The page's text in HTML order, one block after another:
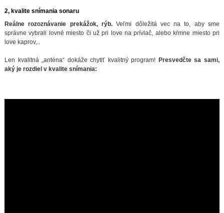
2, kvalite snímania sonaru
Reálne rozoznávanie prekážok, rýb.Veľmi dôležitá vec na to, aby sme
správne vybrali lovné miesto či už pri love na prívlač, alebo kŕmne miesto pri
love kaprov,..
Len kvalitná „anténa“ dokáže chytiť kvalitný program! Presvedčte sa sami,
aký je rozdiel v kvalite snímania: